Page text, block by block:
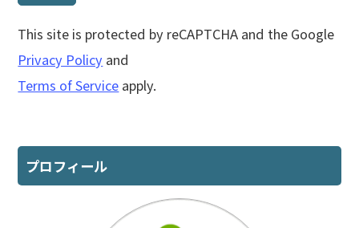
This site is protected by reCAPTCHA and the Google
Privacy Policy and
Terms of Service apply.
プロフィール